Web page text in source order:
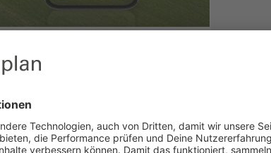
im Luftbild
Einfacher wird es, wenn Du Deine
kannst. So behältst Du immer den